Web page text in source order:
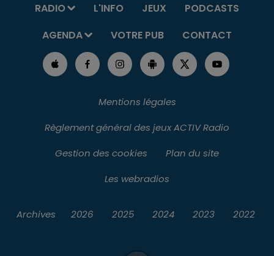
RADIO L'INFO JEUX
PODCASTS
AGENDA
VOTRE PUB CONTACT
Mentions légales
Règlement général des jeux ACTIV Radio
Gestion des cookies
Plan du site
Les webradios
Archives 2026 2025 2024 2023 2022